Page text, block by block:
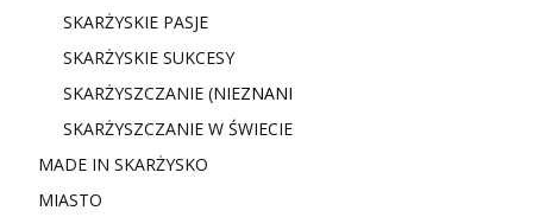
SKARŻYSKIE PASJE
SKARŻYSKIE SUKCESY
SKARŻYSZCZANIE (NIEZNANI
SKARŻYSZCZANIE W ŚWIECIE
MADE IN SKARŻYSKO
MIASTO